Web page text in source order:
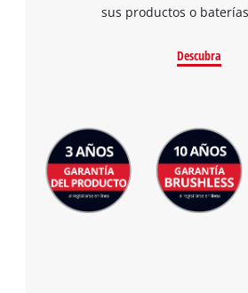
sus productos o
Descubra